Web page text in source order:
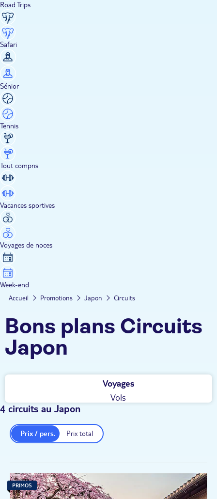
Road Trips
Safari
Sénior
Tennis
Tout compris
Vacances sportives
Voyages de noces
Week-end
Accueil Promotions Japon Circuits
Bons plans Circuits
Japon
Voyages
Vols
4 circuits au Japon
Prix total
Prix / pers.
PRIMOS